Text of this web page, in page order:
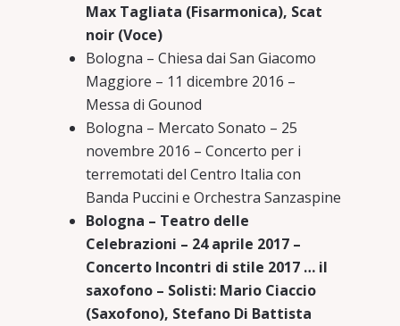
Max Tagliata (Fisarmonica), Scat
noir (Voce)
Bologna – Chiesa dai San Giacomo
Maggiore – 11 dicembre 2016 –
Messa di Gounod
Bologna – Mercato Sonato – 25
novembre 2016 – Concerto per i
terremotati del Centro Italia con
Banda Puccini e Orchestra Sanzaspine
Bologna – Teatro delle
Celebrazioni – 24 aprile 2017 –
Concerto Incontri di stile 2017 … il
saxofono – Solisti: Mario Ciaccio
(Saxofono), Stefano Di Battista